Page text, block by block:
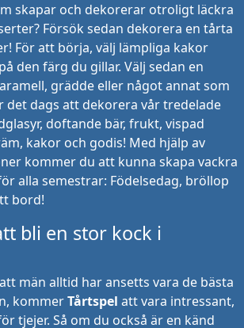
skapar och dekorerar otroligt läckra
Försök sedan dekorera en tårta
För att börja, välj lämpliga kakor
den färg du gillar. Välj sedan en
grädde eller något annat som
det dags att dekorera vår tredelade
doftande bär, frukt, vispad
kakor och godis! Med hjälp av
kommer du att kunna skapa vackra
alla semestrar: Födelsedag, bröllop
bord!
bli en stor kock i
män alltid har ansetts vara de bästa
kommerTårtspel att vara intressant,
tjejer. Så om du också är en känd